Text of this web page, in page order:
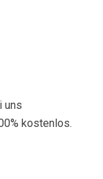
uns
kostenlos.